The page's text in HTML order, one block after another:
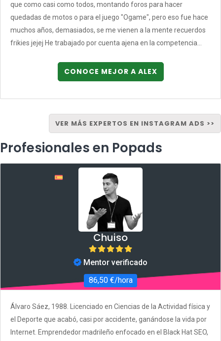
que como casi como todos, montando foros para hacer
quedadas de motos o para el juego "Ogame", pero eso fue hace
muchos años, demasiados, se me vienen a la mente recuerdos
frikies jejej He trabajado por cuenta ajena en la competencia...
CONOCE MEJOR A ALEX
VER MÁS EXPERTOS EN INSTAGRAM ADS >>
Profesionales en Popads
Chuiso
Mentor verificado
86,50 €/hora
Álvaro Sáez, 1988. Licenciado en Ciencias de la Actividad física y
el Deporte que acabó, casi por accidente, ganándose la vida por
Internet. Emprendedor madrileño enfocado en el Black Hat SEO,